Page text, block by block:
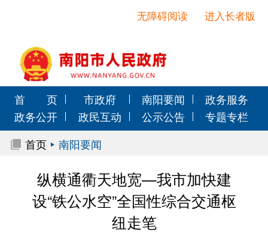
进入长者版
无障碍阅读
首 页 市政府 南阳要闻
政务服务
政务公开
政民互动 公示公告
专题专栏
首页
南阳要闻
纵横通衢天地宽—我市加快建
设“铁公水空”全国性综合交通枢
纽走笔